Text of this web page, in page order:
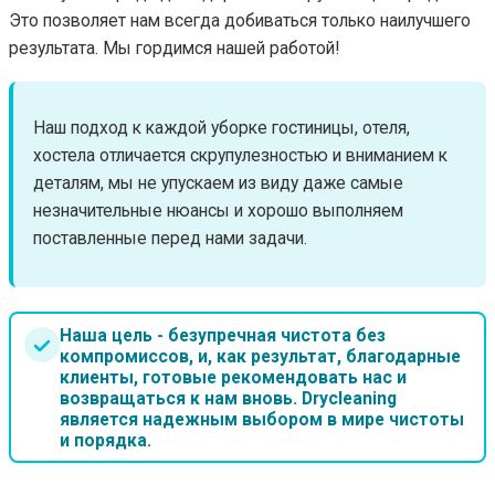
Это позволяет нам всегда добиваться только наилучшего
результата. Мы гордимся нашей работой!
Наш подход к каждой уборке гостиницы, отеля,
хостела отличается скрупулезностью и вниманием к
деталям, мы не упускаем из виду даже самые
незначительные нюансы и хорошо выполняем
поставленные перед нами задачи.
Наша цель - безупречная чистота без
компромиссов, и, как результат, благодарные
клиенты, готовые рекомендовать нас и
возвращаться к нам вновь. Drycleaning
является надежным выбором в мире чистоты
и порядка.